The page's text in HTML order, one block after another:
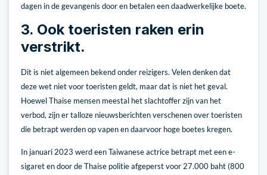
dagen in de gevangenis door en betalen een daadwerkelijke boete.
3. Ook toeristen raken erin
verstrikt.
Dit is niet algemeen bekend onder reizigers. Velen denken dat
deze wet niet voor toeristen geldt, maar dat is niet het geval.
Hoewel Thaise mensen meestal het slachtoffer zijn van het
verbod, zijn er talloze nieuwsberichten verschenen over toeristen
die betrapt werden op vapen en daarvoor hoge boetes kregen.
In januari 2023 werd een Taiwanese actrice betrapt met een e-
sigaret en door de Thaise politie afgeperst voor 27.000 baht (800